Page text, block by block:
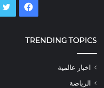
فيسبوك
TRENDING TOPICS
اخبار عالمية
الرياضة